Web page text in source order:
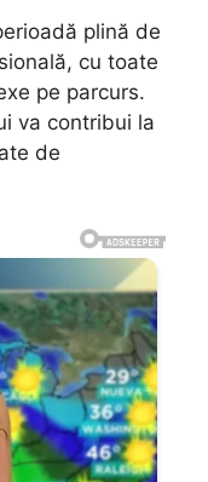
plină de
cu toate
pe parcurs.
va contribui la
de